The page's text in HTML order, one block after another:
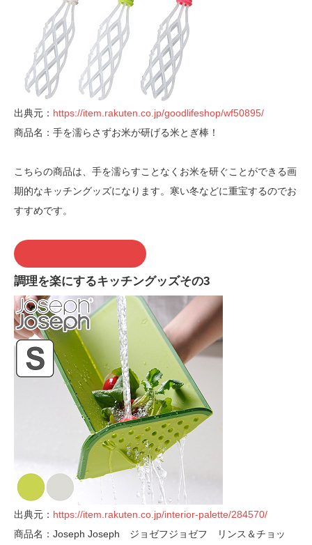
出典元： https://item.rakuten.co.jp/goodlifeshop/wf50895/
商品名：手を濡らさずお米が研げる米とぎ棒！
こちらの商品は、手を濡らすことなくお米を研ぐことができる画
期的なキッチングッズになります。寒い冬などに重宝するのでお
すすめです。
調理を楽にするキッチングッズその3
出典元： https://item.rakuten.co.jp/interior-palette/284570/
商品名：Joseph Joseph ジョゼフジョゼフ リンス＆チョッ